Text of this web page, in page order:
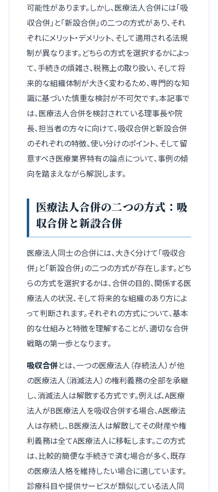
可能性があります。しかし、医療法人合併には「吸
収合併」と「新設合併」の二つの方式があり、それ
ぞれにメリット・デメリット、そして適用される法規
制が異なります。どちらの方式を選択するかによっ
て、手続きの煩雑さ、税務上の取り扱い、そして将
来的な組織体制が大きく変わるため、専門的な知
識に基づいた慎重な検討が不可欠です。本記事で
は、医療法人合併を検討されている理事長や院
長、担当者の方々に向けて、吸収合併と新設合併
のそれぞれの特徴、使い分けのポイント、そして留
意すべき医療業界特有の論点について、事例の傾
向を踏まえながら解説します。
医療法人合併の二つの方式：吸
収合併と新設合併
医療法人同士の合併には、大きく分けて「吸収合
併」と「新設合併」の二つの方式が存在します。どち
らの方式を選択するかは、合併の目的、関係する医
療法人の状況、そして将来的な組織のあり方によ
って判断されます。それぞれの方式について、基本
的な仕組みと特徴を理解することが、適切な合併
戦略の第一歩となります。
吸収合併とは、一つの医療法人（存続法人）が他
の医療法人（消滅法人）の権利義務の全部を承継
し、消滅法人は解散する方式です。例えば、A医療
法人がB医療法人を吸収合併する場合、A医療法
人は存続し、B医療法人は解散してその財産や権
利義務は全てA医療法人に移転します。この方式
は、比較的簡便な手続きで済む場合が多く、既存
の医療法人格を維持したい場合に適しています。
診療科目や提供サービスが類似している法人同